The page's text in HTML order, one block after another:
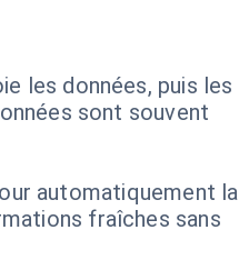
les données, puis les
sont souvent
automatiquement la
fraîches sans